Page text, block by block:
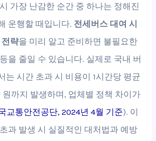
가장 난감한 순간 중 하나는 정해진
운행할 때입니다. 전세버스 대여 시
략을 미리 알고 준비하면 불필요한
을 줄일 수 있습니다. 실제로 국내 버
는 시간 초과 시 비용이 1시간당 평균
원까지 발생하며, 업체별 정책 차이가
교통안전공단, 2024년 4월 기준). 이
과 발생 시 실질적인 대처법과 예방